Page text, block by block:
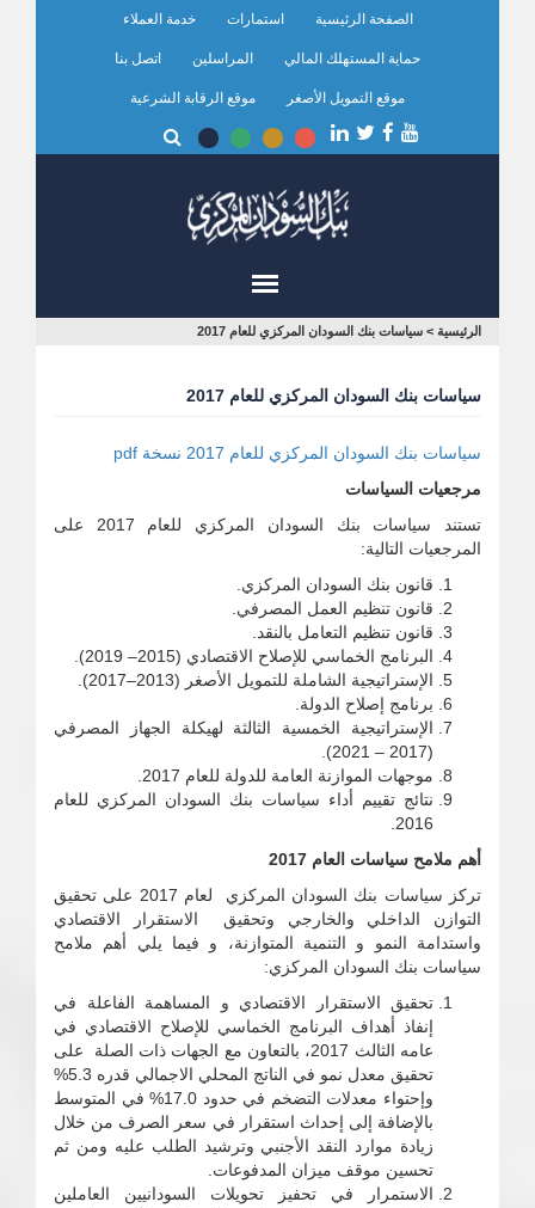
الصفحة الرئيسية استمارات خدمة العملاء
حماية المستهلك المالي المراسلين اتصل بنا
موقع التمويل الأصغر موقع الرقابة الشرعية
أنت
هنا
الرئيسية > سياسات بنك السودان المركزي للعام 2017
سياسات بنك السودان المركزي للعام 2017
سياسات بنك السودان المركزي للعام 2017 نسخة pdf
مرجعيات السياسات
تستند سياسات بنك السودان المركزي للعام 2017 على
المرجعيات التالية:
قانون بنك السودان المركزي.
قانون تنظيم العمل المصرفي.
قانون تنظيم التعامل بالنقد.
البرنامج الخماسي للإصلاح الاقتصادي (2015– 2019).
الإستراتيجية الشاملة للتمويل الأصغر (2013–2017).
برنامج إصلاح الدولة.
الإستراتيجية الخمسية الثالثة لهيكلة الجهاز المصرفي
(2017 – 2021).
موجهات الموازنة العامة للدولة للعام 2017.
نتائج تقييم أداء سياسات بنك السودان المركزي للعام
2016.
أهم ملامح سياسات العام 2017
تركز سياسات بنك السودان المركزي لعام 2017 على تحقيق
التوازن الداخلي والخارجي وتحقيق الاستقرار الاقتصادي
واستدامة النمو و التنمية المتوازنة، و فيما يلي أهم ملامح
سياسات بنك السودان المركزي:
تحقيق الاستقرار الاقتصادي و المساهمة الفاعلة في
إنفاذ أهداف البرنامج الخماسي للإصلاح الاقتصادي في
عامه الثالث 2017، بالتعاون مع الجهات ذات الصلة على
تحقيق معدل نمو في الناتج المحلي الاجمالي قدره 5.3%
وإحتواء معدلات التضخم في حدود 17.0% في المتوسط
بالإضافة إلى إحداث استقرار في سعر الصرف من خلال
زيادة موارد النقد الأجنبي وترشيد الطلب عليه ومن ثم
تحسين موقف ميزان المدفوعات.
الاستمرار في تحفيز تحويلات السودانيين العاملين